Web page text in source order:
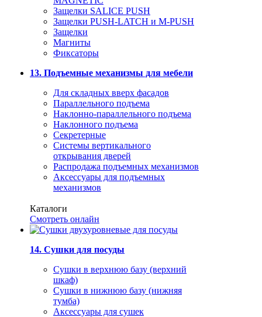
Защелки SALICE PUSH
Защелки PUSH-LATCH и M-PUSH
Защелки
Магниты
Фиксаторы
13. Подъемные механизмы для мебели
Для складных вверх фасадов
Параллельного подъема
Наклонно-параллельного подъема
Наклонного подъема
Секретерные
Системы вертикального
открывания дверей
Распродажа подъемных механизмов
Аксессуары для подъемных
механизмов
Каталоги
Смотреть онлайн
14. Сушки для посуды
Сушки в верхнюю базу (верхний
шкаф)
Сушки в нижнюю базу (нижняя
тумба)
Аксессуары для сушек